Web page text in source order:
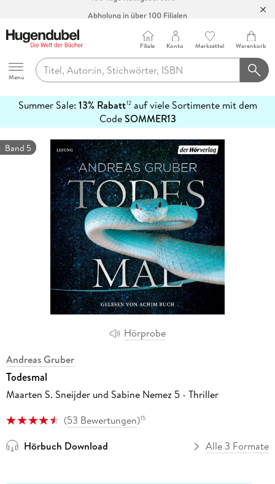
Hugendubel
Menu
Filiale Konto Merkzettel Warenkorb
Summer Sale: 13% Rabatt12auf viele Sortimente mit dem
CodeSOMMER13
erfahren
Hörprobe
Band 5
Andreas Gruber
Todesmal
Maarten S. Sneijder und Sabine Nemez 5 - Thriller
(53 Bewertungen)15
Hörbuch Download Alle 3 Formate